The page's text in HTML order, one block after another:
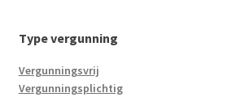
Type vergunning
Vergunningsvrij
Vergunningsplichtig